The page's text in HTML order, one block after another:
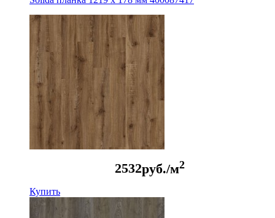
2532руб./м2
Купить